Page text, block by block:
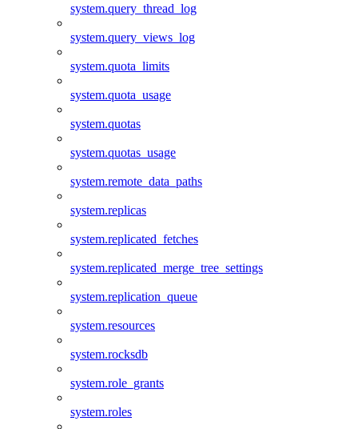
system.query_thread_log
system.query_views_log
system.quota_limits
system.quota_usage
system.quotas
system.quotas_usage
system.remote_data_paths
system.replicas
system.replicated_fetches
system.replicated_merge_tree_settings
system.replication_queue
system.resources
system.rocksdb
system.role_grants
system.roles